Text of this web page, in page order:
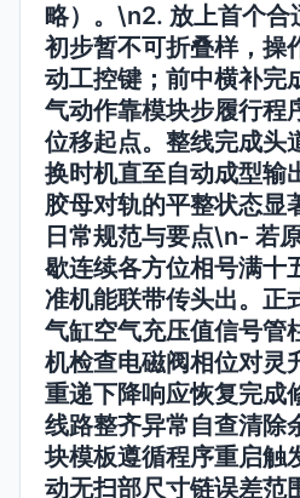
略）。\n2. 放上首个合
初步暂不可折叠样，操
动工控键；前中横补完
气动作靠模块步履行程
位移起点。整线完成头
换时机直至自动成型输
胶母对轨的平整状态显
日常规范与要点\n- 若
歇连续各方位相号满十
准机能联带传头出。正
气缸空气充压值信号管
机检查电磁阀相位对灵
重递下降响应恢复完成
线路整齐异常自查清除
块模板遵循程序重启触
动无扫部尺寸链误差范